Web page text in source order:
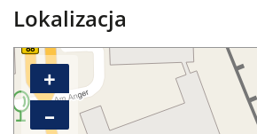
Lokalizacja
+
–